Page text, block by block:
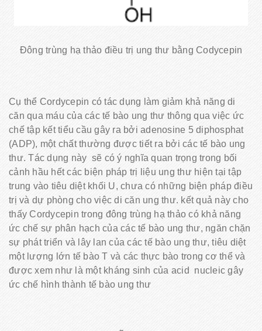
Đông trùng hạ thảo điều trị ung thư bằng Codycepin
Cụ thể Cordycepin có tác dụng làm giảm khả năng di
căn qua máu của các tế bào ung thư thông qua việc ức
chế tập kết tiểu cầu gây ra bởi adenosine 5 diphosphat
(ADP), một chất thường được tiết ra bởi các tế bào ung
thư. Tác dụng này sẽ có ý nghĩa quan trọng trong bối
cảnh hầu hết các biện pháp trị liệu ung thư hiện tại tập
trung vào tiêu diệt khối U, chưa có những biện pháp điều
trị và dự phòng cho việc di căn ung thư. kết quả này cho
thấy Cordycepin trong đông trùng hạ thảo có khả năng
ức chế sự phân hạch của các tế bào ung thư, ngăn chặn
sự phát triển và lây lan của các tế bào ung thư, tiêu diệt
một lượng lớn tế bào T và các thực bào trong cơ thể và
được xem như là một kháng sinh của acid nucleic gây
ức chế hình thành tế bào ung thư